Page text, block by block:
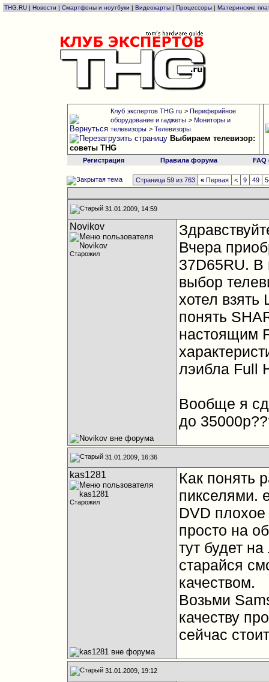
THG.RU | Новости | Смартфоны и ноутбуки | Видеокарты | Процессоры | Материнские
Клуб экспертов THG.ru > Периферийное
оборудование и гаджеты > Мониторы и
телевизоры > Телевизоры
Выбираем телевизор:
советы THG
Регистрация Правила форума
Страница 59 из 763 « Первая < 9 49
31.01.2009, 14:59
Novikov
Старожил
Вчера
37D65RU. В
выбор
хотел
понять
настоящим
лэибла Full
Вообще я
до
31.01.2009, 16:36
kas1281
Старожил
Как понять
пикселями.
DVD плохое
просто на
тут будет
старайся
качеством.
Возьми
качеству
сейчас
31.01.2009, 19:12